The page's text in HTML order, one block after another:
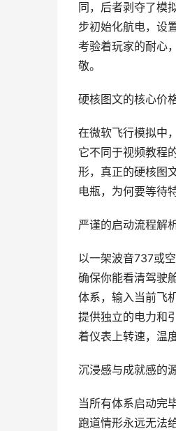
同，后者剥夺了模
步初始化航电，设
考验着玩家的耐心
敬。
硬核图文的核心价
在微软飞行模拟中
它不同于视频教程
形，真正的硬核图
电瓶，为何要等待
严谨的启动流程解
以一架波音737或
确保你能看清驾驶
体系，输入当前飞
提供独立的电力和
着仪表上转速，温
沉浸感与成就感的
当所有体系启动完
跑道情形永远无法